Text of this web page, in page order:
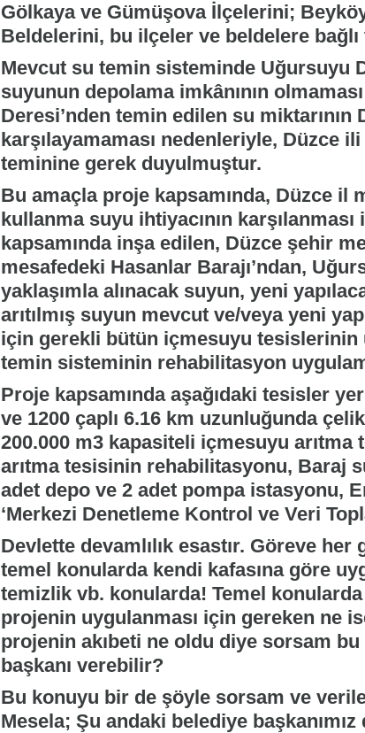
Gölkaya ve Gümüşova İlçelerini;
Beldelerini, bu ilçeler ve beldelere
Mevcut su temin sisteminde Uğursuyu
suyunun depolama imkânının
Deresi’nden temin edilen su miktarının
karşılayamaması nedenleriyle, Düzce
teminine gerek duyulmuştur.
Bu amaçla proje kapsamında, Düzce il
kullanma suyu ihtiyacının karşılanması
kapsamında inşa edilen, Düzce şehir
mesafedeki Hasanlar Barajı’ndan,
yaklaşımla alınacak suyun, yeni
arıtılmış suyun mevcut ve/veya yeni
için gerekli bütün içmesuyu
temin sisteminin rehabilitasyon
Proje kapsamında aşağıdaki tesisler
ve 1200 çaplı 6.16 km uzunluğunda
200.000 m3 kapasiteli içmesuyu
arıtma tesisinin rehabilitasyonu, Baraj
adet depo ve 2 adet pompa istasyonu,
‘Merkezi Denetleme Kontrol ve Veri
Devlette devamlılık esastır. Göreve
temel konularda kendi kafasına göre
temizlik vb. konularda! Temel
projenin uygulanması için gereken ne
projenin akıbeti ne oldu diye sorsam
başkanı verebilir?
Bu konuyu bir de şöyle sorsam ve
Mesela; Şu andaki belediye